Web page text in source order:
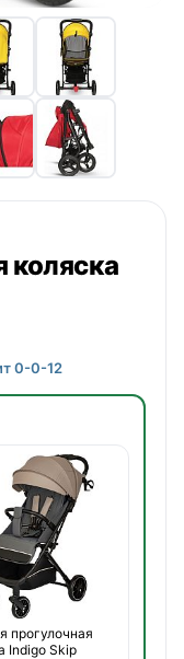
коляска
0-0-12
прогулочная
Indigo Skip